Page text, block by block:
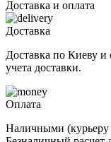
Доставка и оплата
Доставка
Доставка по Киеву
учета доставки.
Оплата
Наличными (курьеру